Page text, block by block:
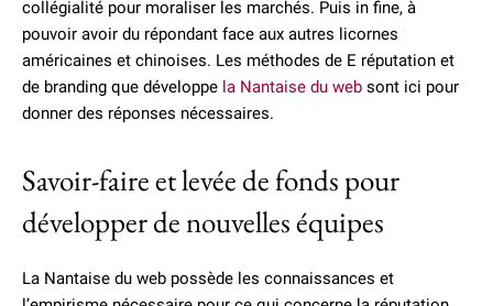
collégialité pour moraliser les marchés. Puis in fine, à
pouvoir avoir du répondant face aux autres licornes
américaines et chinoises. Les méthodes de E réputation et
de branding que développe la Nantaise du web sont ici pour
donner des réponses nécessaires.
Savoir-faire et levée de fonds pour
développer de nouvelles équipes
La Nantaise du web possède les connaissances et